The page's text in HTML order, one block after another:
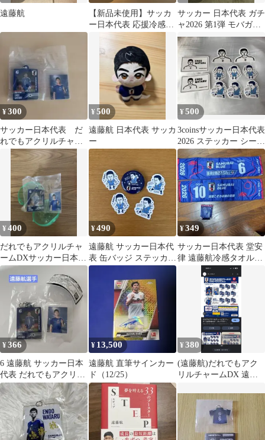
遠藤航
【新品未使用】サッカ
ー日本代表 応援冷感タ
律 遠藤航
サッカー 日本代表 ガチ
ャ2026 第1弾 モバガチ
ャ 遠藤航 缶バッジ
¥300
サッカー日本代表 だ
れでもアクリルチャー
ム 遠藤航
¥500
遠藤航 日本代表 サッカ
ー
¥500
3coinsサッカー日本代表
2026 ステッカー シール
遠藤航 ver.
¥400
だれでもアクリルチャ
ームDXサッカー日本代
表遠藤航
¥490
遠藤航 サッカー日本代
表 缶バッジ ステッカー
セット
¥349
サッカー日本代表 堂安
律 遠藤航冷感タオル
2026ストラップ缶ホル
¥366
6 遠藤航 サッカー日本
代表 だれでもアクリル
チャーム
¥ 13,500
遠藤航 直筆サインカー
ド（12/25）
¥380
(遠藤航)だれでもアク
リルチャームDX 遠藤